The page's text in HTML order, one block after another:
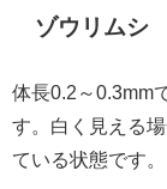
ゾウリムシ
体長0.2～0.3mm
す。白く見える
ている状態です。